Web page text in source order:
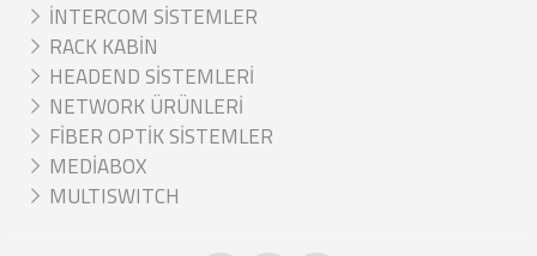
İNTERCOM SİSTEMLER
RACK KABİN
HEADEND SİSTEMLERİ
NETWORK ÜRÜNLERİ
FİBER OPTİK SİSTEMLER
MEDİABOX
MULTISWITCH